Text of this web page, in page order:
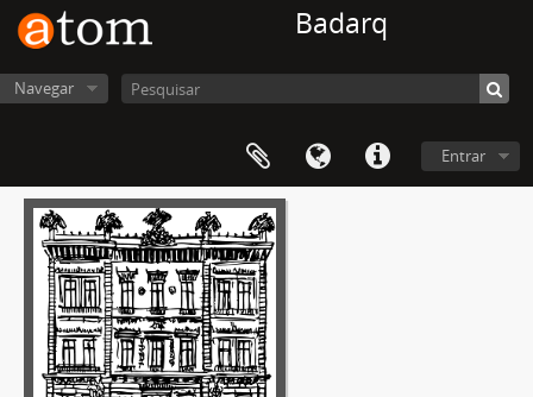
Badarq
Navegar
Entrar